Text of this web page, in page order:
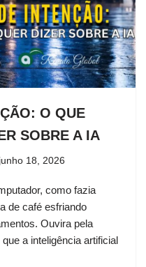
O QUE
SOBRE A IA
junho 18, 2026
como fazia
de café esfriando
Ouvira pela
a inteligência artificial